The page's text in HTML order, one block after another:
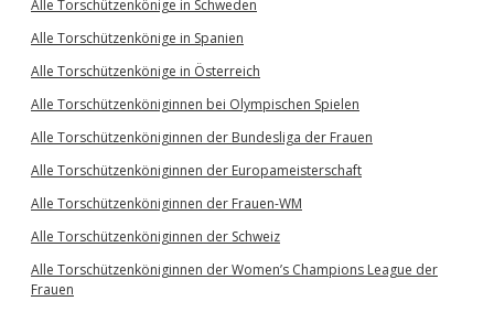
Alle Torschützenkönige in Schweden
Alle Torschützenkönige in Spanien
Alle Torschützenkönige in Österreich
Alle Torschützenköniginnen bei Olympischen Spielen
Alle Torschützenköniginnen der Bundesliga der Frauen
Alle Torschützenköniginnen der Europameisterschaft
Alle Torschützenköniginnen der Frauen-WM
Alle Torschützenköniginnen der Schweiz
Alle Torschützenköniginnen der Women’s Champions League der
Frauen